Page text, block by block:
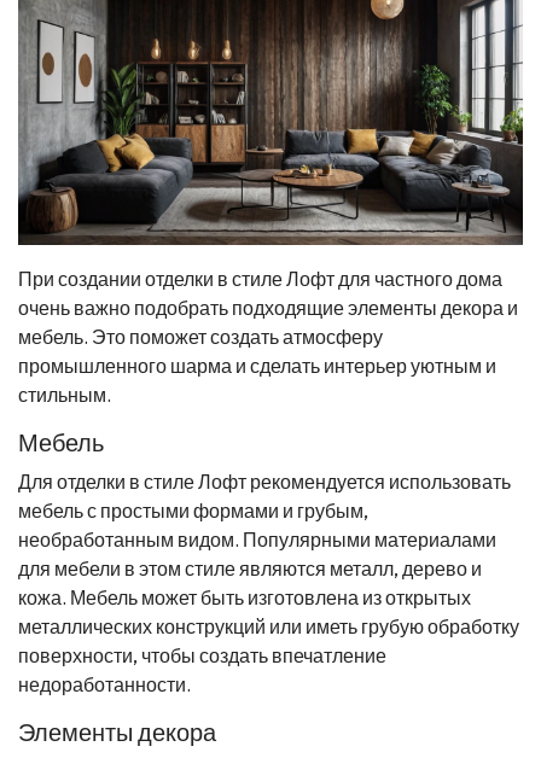
При создании отделки в стиле Лофт для частного дома
очень важно подобрать подходящие элементы декора и
мебель. Это поможет создать атмосферу
промышленного шарма и сделать интерьер уютным и
стильным.
Мебель
Для отделки в стиле Лофт рекомендуется использовать
мебель с простыми формами и грубым,
необработанным видом. Популярными материалами
для мебели в этом стиле являются металл, дерево и
кожа. Мебель может быть изготовлена из открытых
металлических конструкций или иметь грубую обработку
поверхности, чтобы создать впечатление
недоработанности.
Элементы декора